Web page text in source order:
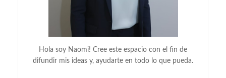
Hola soy Naomi! Cree este espacio con el fin de
difundir mis ideas y, ayudarte en todo lo que pueda.